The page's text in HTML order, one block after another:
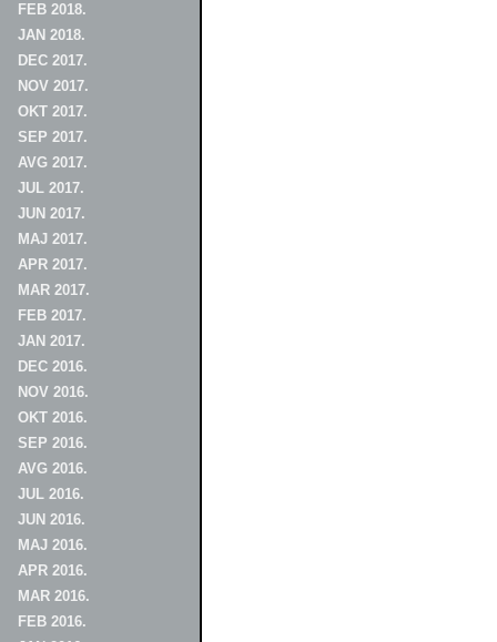
FEB 2018.
JAN 2018.
DEC 2017.
NOV 2017.
OKT 2017.
SEP 2017.
AVG 2017.
JUL 2017.
JUN 2017.
MAJ 2017.
APR 2017.
MAR 2017.
FEB 2017.
JAN 2017.
DEC 2016.
NOV 2016.
OKT 2016.
SEP 2016.
AVG 2016.
JUL 2016.
JUN 2016.
MAJ 2016.
APR 2016.
MAR 2016.
FEB 2016.